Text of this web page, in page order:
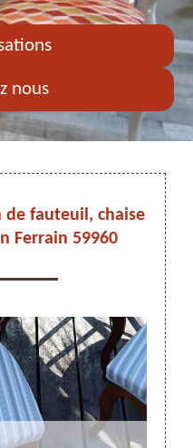
nous
fauteuil, chaise
Ferrain 59960